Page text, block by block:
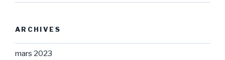
ARCHIVES
mars 2023